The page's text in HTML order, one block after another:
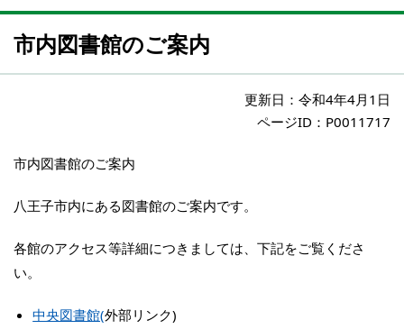
市内図書館のご案内
更新日： 令和4年4月1日
ページID：P0011717
市内図書館のご案内
八王子市内にある図書館のご案内です。
各館のアクセス等詳細につきましては、下記をご覧くださ
い。
中央図書館(外部リンク)